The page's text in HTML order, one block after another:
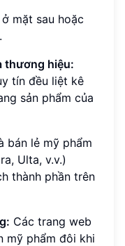
mặt sau hoặc
thương hiệu:
tín đều liệt kê
sản phẩm của
bán lẻ mỹ phẩm
Ulta, v.v.)
thành phần trên
Các trang web
mỹ phẩm đôi khi